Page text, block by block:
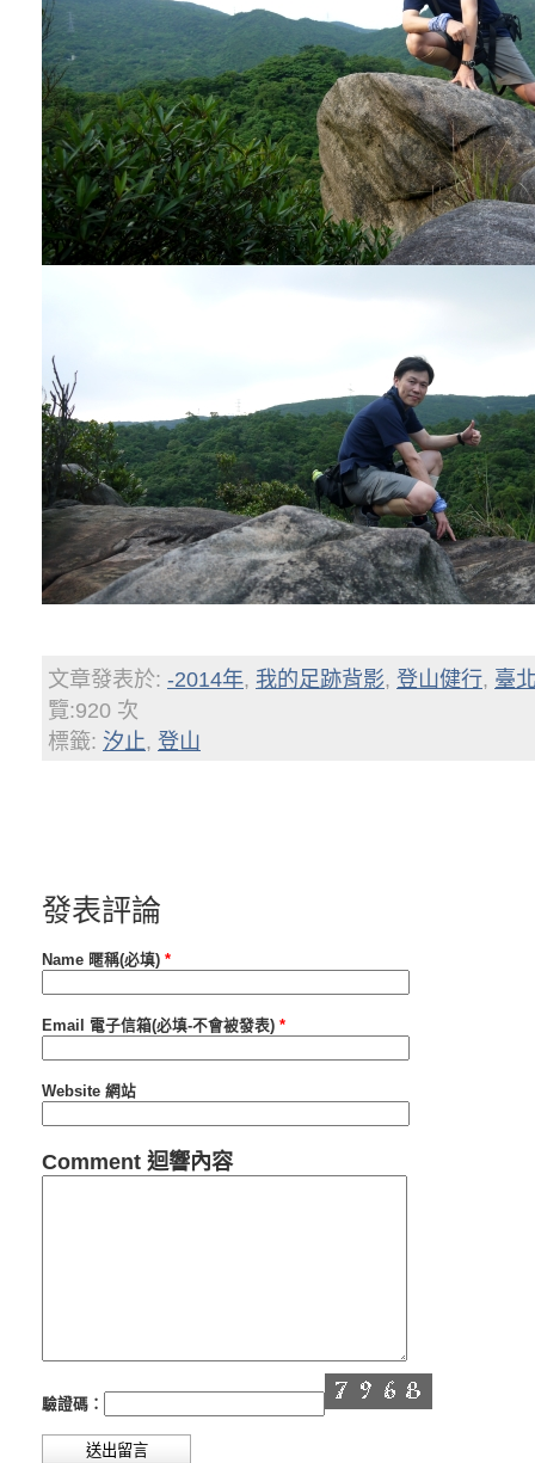
文章發表於: -2014年, 我的足跡背影, 登山健行, 臺
覽:920 次
標籤: 汐止, 登山
發表評論
Name 暱稱(必填) *
Email 電子信箱(必填-不會被發表) *
Website 網站
Comment 迴響內容
驗證碼：